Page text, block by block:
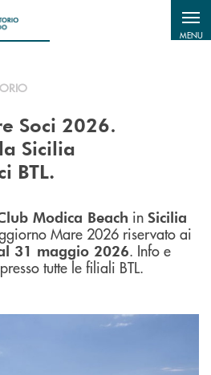
MENU
Soci 2026.
Sicilia
BTL.
Modica Beach in Sicilia
Mare 2026 riservato ai
31 maggio 2026. Info e
tutte le filiali BTL.